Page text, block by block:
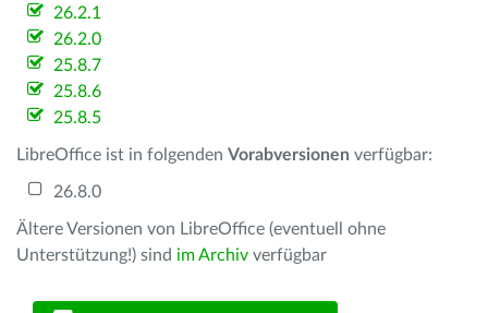
26.2.1
26.2.0
25.8.7
25.8.6
25.8.5
LibreOffice ist in folgenden Vorabversionen verfügbar:
26.8.0
Ältere Versionen von LibreOffice (eventuell ohne
Unterstützung!) sind im Archiv verfügbar